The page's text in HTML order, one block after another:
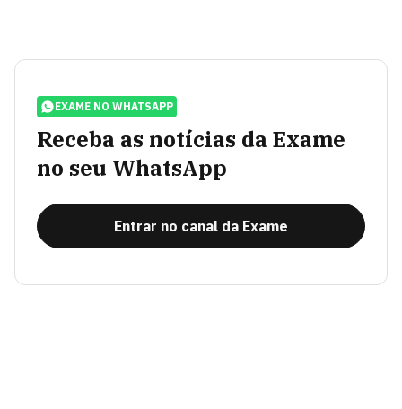
EXAME NO WHATSAPP
Receba as notícias da Exame
no seu WhatsApp
Entrar no canal da Exame